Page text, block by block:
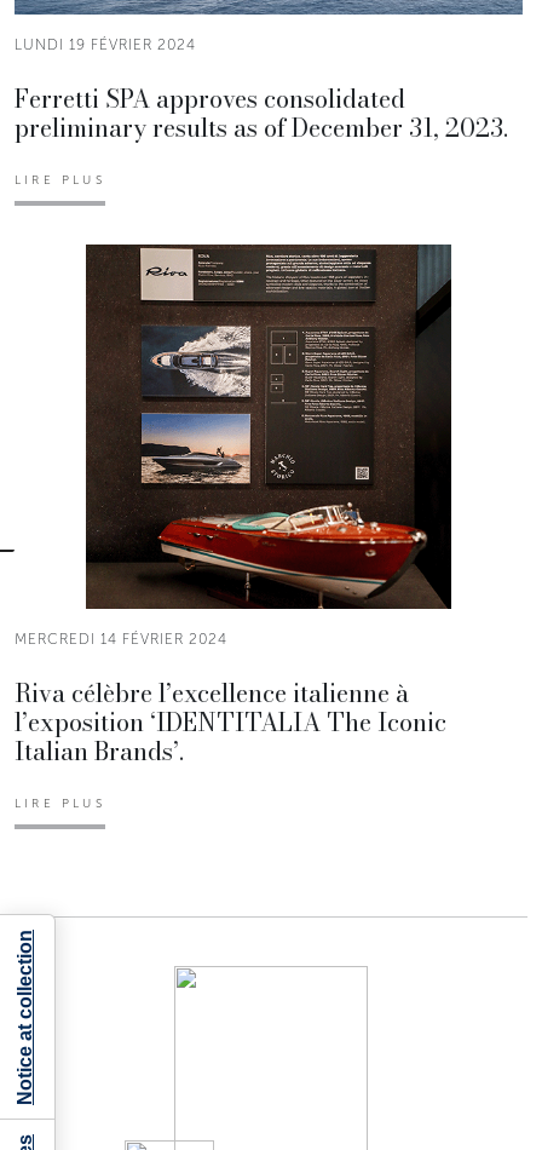
LUNDI 19 FÉVRIER 2024
Ferretti SPA approves consolidated
preliminary results as of December 31, 2023.
LIRE PLUS
MERCREDI 14 FÉVRIER 2024
Riva célèbre l’excellence italienne à
l’exposition ‘IDENTITALIA The Iconic
Italian Brands’.
LIRE PLUS
Notice at collection